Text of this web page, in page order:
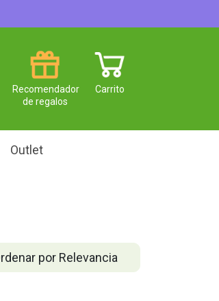
Carrito
Recomendador
de regalos
Outlet
por Relevancia